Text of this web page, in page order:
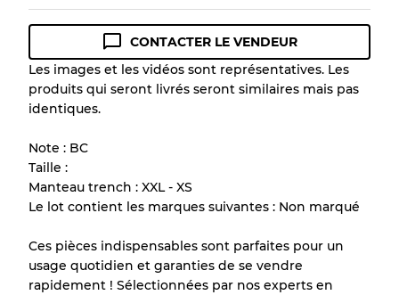
Guide des conditions
Tous les produits incluent un niveau de
qualité pour comprendre l'état et l'apparence
Il y a une marge d'erreur allant jusqu'à
en raison de la vente en gros
Notre système à 3 niveaux
CONTACTER LE VENDEUR
Les images et les vidéos sont représentatives. Les
produits qui seront livrés seront similaires mais pas
identiques.
Note : BC
Taille :
Manteau trench : XXL - XS
Le lot contient les marques suivantes : Non marqué
Ces pièces indispensables sont parfaites pour un
usage quotidien et garanties de se vendre
rapidement ! Sélectionnées par nos experts en